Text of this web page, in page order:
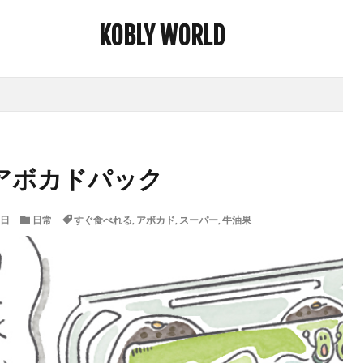
KOBLY WORLD
ボカドパック
日常 すぐ食べれる, アボカド, スーパー, 牛油果